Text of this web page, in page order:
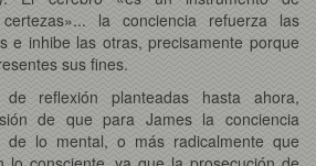
la conciencia refuerza las
e inhibe las otras, precisamente porque
sus fines.
reflexión planteadas hasta ahora,
de que para James la conciencia
de lo mental, o más radicalmente que